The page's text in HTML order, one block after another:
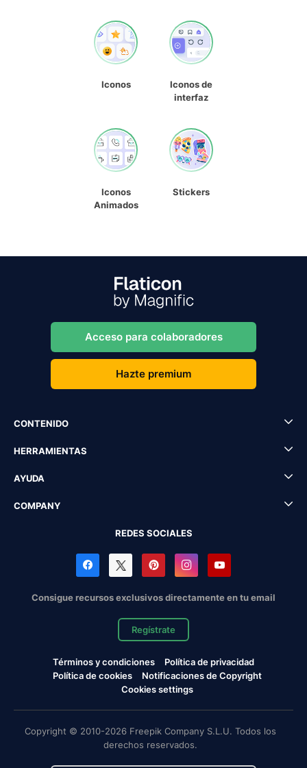
Iconos
Iconos de
interfaz
Iconos
Animados
Stickers
Acceso para colaboradores
Hazte premium
CONTENIDO
HERRAMIENTAS
AYUDA
COMPANY
REDES SOCIALES
Consigue recursos exclusivos directamente en tu email
Regístrate
Términos y condiciones
Política de privacidad
Política de cookies
Notificaciones de Copyright
Cookies settings
Copyright © 2010-2026 Freepik Company S.L.U. Todos los
derechos reservados.